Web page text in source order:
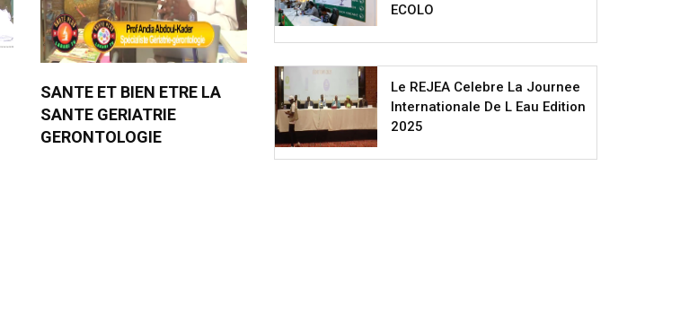
SANTE ET BIEN ETRE LA
SANTE GERIATRIE
GERONTOLOGIE
ECOLO
Le REJEA Celebre La Journee
Internationale De L Eau Edition
2025